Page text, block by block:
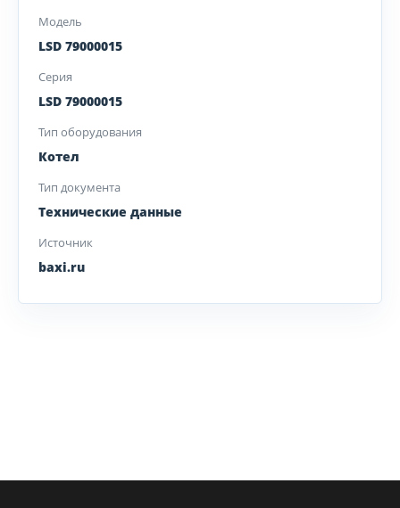
Модель
LSD 79000015
Серия
LSD 79000015
Тип оборудования
Котел
Тип документа
Технические данные
Источник
baxi.ru